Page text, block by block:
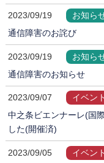
2023/09/19
お知ら
通信障害のお詫び
2023/09/19
お知ら
通信障害のお知らせ
2023/09/07
イベント
中之条ビエンナーレ(国
した(開催済)
2023/09/05
イベント